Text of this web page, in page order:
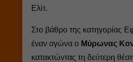
Ελίτ.
Στο βάθρο της κατηγορίας
έναν αγώνα ο Μύρωνας
κατακτώντας τη δεύτερη